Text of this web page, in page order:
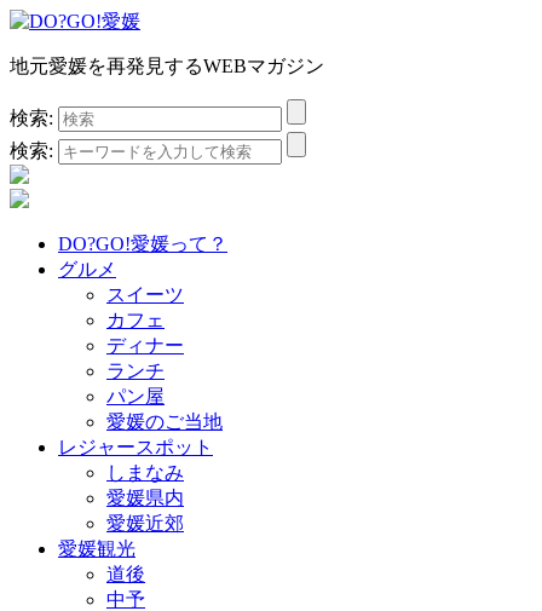
地元愛媛を再発見するWEBマガジン
検索:
検索:
DO?GO!愛媛って？
グルメ
スイーツ
カフェ
ディナー
ランチ
パン屋
愛媛のご当地
レジャースポット
しまなみ
愛媛県内
愛媛近郊
愛媛観光
道後
中予